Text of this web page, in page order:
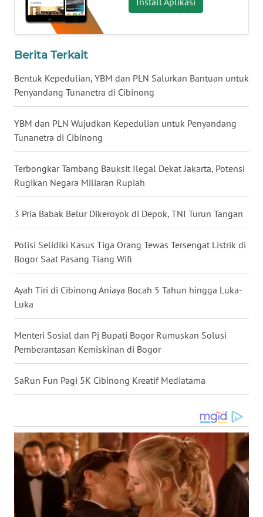
Berita Terkait
Bentuk Kepedulian, YBM dan PLN Salurkan Bantuan untuk
Penyandang Tunanetra di Cibinong
YBM dan PLN Wujudkan Kepedulian untuk Penyandang
Tunanetra di Cibinong
Terbongkar Tambang Bauksit Ilegal Dekat Jakarta, Potensi
Rugikan Negara Miliaran Rupiah
3 Pria Babak Belur Dikeroyok di Depok, TNI Turun Tangan
Polisi Selidiki Kasus Tiga Orang Tewas Tersengat Listrik di
Bogor Saat Pasang Tiang Wifi
Ayah Tiri di Cibinong Aniaya Bocah 5 Tahun hingga Luka-
Luka
Menteri Sosial dan Pj Bupati Bogor Rumuskan Solusi
Pemberantasan Kemiskinan di Bogor
SaRun Fun Pagi 5K Cibinong Kreatif Mediatama
KALTARA
WN
KALSEL
WN
KALTIM
WN
SULSEL
WN
GORONTALO
WN
WN
MALUKU
MALUT
WN
DAIRI
WN
DANAU
WN
NIAS
WN
LANGKAT